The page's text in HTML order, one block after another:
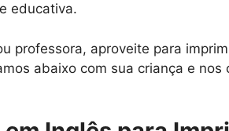
educativa.
professora, aproveite para
abaixo com sua criança e nos